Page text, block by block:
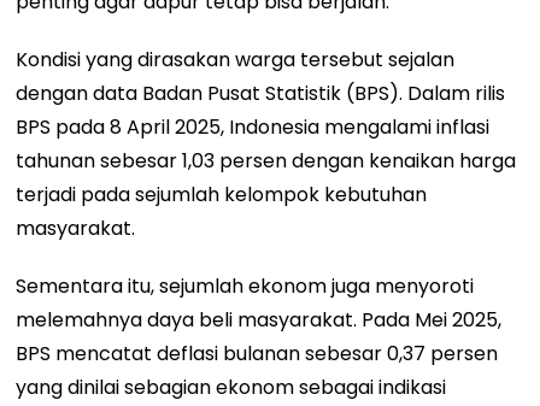
Kondisi yang dirasakan warga tersebut sejalan
dengan data Badan Pusat Statistik (BPS). Dalam rilis
BPS pada 8 April 2025, Indonesia mengalami inflasi
tahunan sebesar 1,03 persen dengan kenaikan harga
terjadi pada sejumlah kelompok kebutuhan
masyarakat.
Sementara itu, sejumlah ekonom juga menyoroti
melemahnya daya beli masyarakat. Pada Mei 2025,
BPS mencatat deflasi bulanan sebesar 0,37 persen
yang dinilai sebagian ekonom sebagai indikasi